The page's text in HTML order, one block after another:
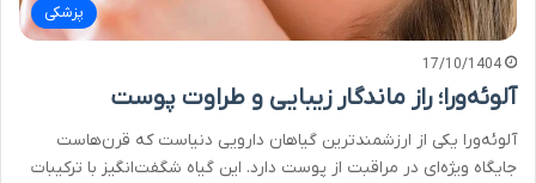
پزشکی
17/10/1404
آلوئه‌ورا؛ راز ماندگار زیبایی و طراوت پوست
آلوئه‌ورا یکی از ارزشمندترین گیاهان دارویی دنیاست که قرن‌هاست
جایگاه ویژه‌ای در مراقبت از پوست دارد. این گیاه شگفت‌انگیز با ترکیبات